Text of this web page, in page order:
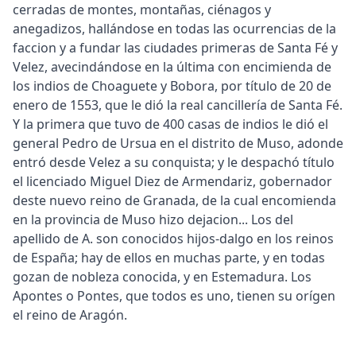
cerradas de montes, montañas, ciénagos y
anegadizos, hallándose en todas las ocurrencias de la
faccion y a fundar las ciudades primeras de Santa Fé y
Velez, avecindándose en la última con encimienda de
los indios de Choaguete y Bobora, por título de 20 de
enero de 1553, que le dió la real cancillería de Santa Fé.
Y la primera que tuvo de 400 casas de indios le dió el
general Pedro de Ursua en el distrito de Muso, adonde
entró desde Velez a su conquista; y le despachó título
el licenciado Miguel Diez de Armendariz, gobernador
deste nuevo reino de Granada, de la cual encomienda
en la provincia de Muso hizo dejacion... Los del
apellido de A. son conocidos hijos-dalgo en los reinos
de España; hay de ellos en muchas parte, y en todas
gozan de nobleza conocida, y en Estemadura. Los
Apontes o Pontes, que todos es uno, tienen su orígen
el reino de Aragón.